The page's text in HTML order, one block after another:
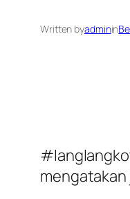
Written byadminin
mengatakan